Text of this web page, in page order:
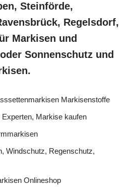
Steinförde,
Regelsdorf,
Markisen und
Sonnenschutz und
Markisenstoffe
Markise kaufen
Windschutz, Regenschutz,
Onlineshop